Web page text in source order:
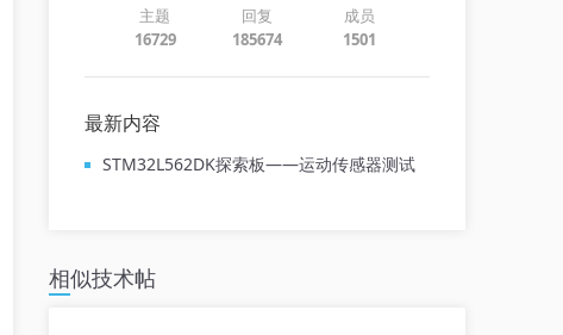
主题
16729
回复
185674
成员
1501
最新内容
STM32L562DK探索板——运动传感器测试
相似技术帖